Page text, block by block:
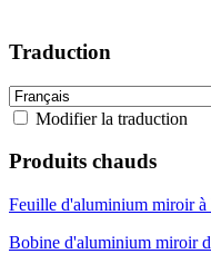
Traduction
Modifier la traduction
Produits chauds
Feuille d'aluminium miroir à
Bobine d'aluminium miroir